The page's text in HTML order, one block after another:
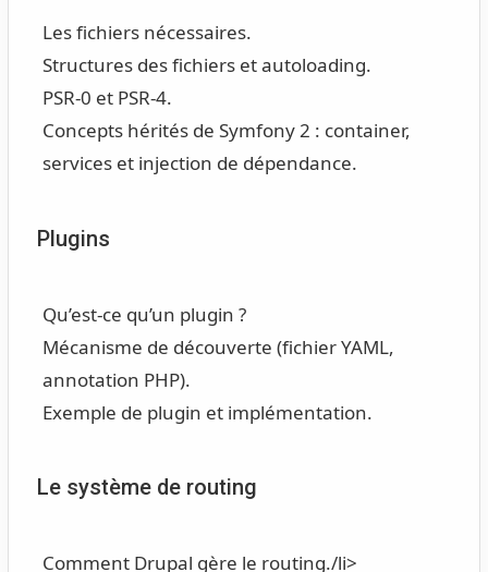
Les fichiers nécessaires.
Structures des fichiers et autoloading.
PSR-0 et PSR-4.
Concepts hérités de Symfony 2 : container,
services et injection de dépendance.
Plugins
Qu’est-ce qu’un plugin ?
Mécanisme de découverte (fichier YAML,
annotation PHP).
Exemple de plugin et implémentation.
Le système de routing
Comment Drupal gère le routing./li>